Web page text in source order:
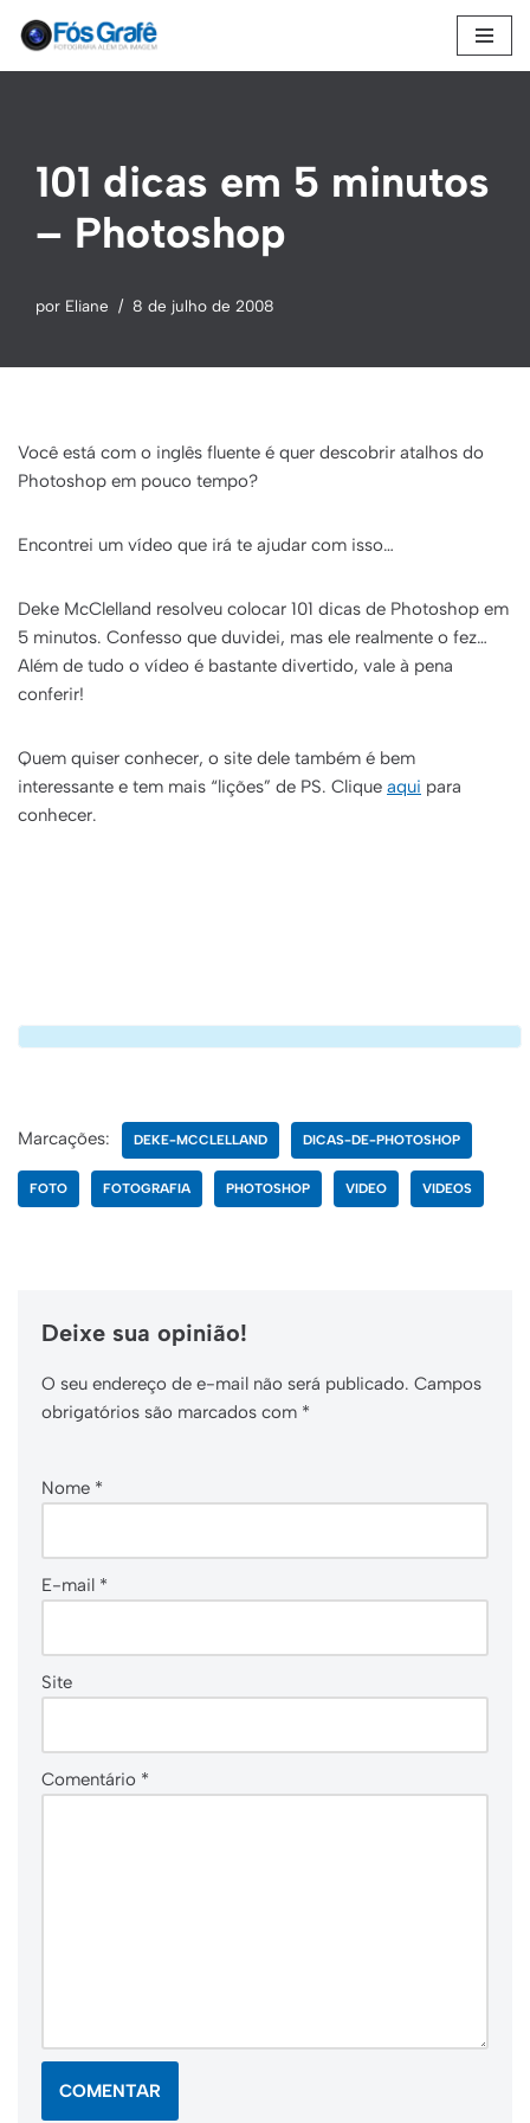
101 dicas em 5 minutos
– Photoshop
por Eliane 8 de julho de 2008
Você está com o inglês fluente é quer descobrir atalhos do
Photoshop em pouco tempo?
Encontrei um vídeo que irá te ajudar com isso…
Deke McClelland resolveu colocar 101 dicas de Photoshop em
5 minutos. Confesso que duvidei, mas ele realmente o fez…
Além de tudo o vídeo é bastante divertido, vale à pena
conferir!
Quem quiser conhecer, o site dele também é bem
interessante e tem mais “lições” de PS. Clique aqui para
conhecer.
Marcações: DEKE-MCCLELLAND DICAS-DE-PHOTOSHOP
FOTO FOTOGRAFIA PHOTOSHOP VIDEO VIDEOS
Deixe sua opinião!
O seu endereço de e-mail não será publicado. Campos
obrigatórios são marcados com *
Nome *
E-mail *
Site
Comentário *